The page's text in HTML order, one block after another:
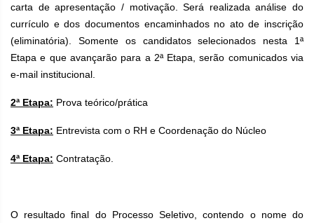
carta de apresentação / motivação. Será realizada análise do
currículo e dos documentos encaminhados no ato de inscrição
(eliminatória). Somente os candidatos selecionados nesta 1ª
Etapa e que avançarão para a 2ª Etapa, serão comunicados via
e-mail institucional.
2ª Etapa: Prova teórico/prática
3ª Etapa: Entrevista com o RH e Coordenação do Núcleo
4ª Etapa: Contratação.
O resultado final do Processo Seletivo, contendo o nome do